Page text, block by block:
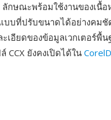
ษณะพร้อมใช้งานของเนื้อ
บบที่ปรับขนาดได้อย่างคม
อียดของข้อมูลเวกเตอร์พื้
CCX ยังคงเปิดได้ใน